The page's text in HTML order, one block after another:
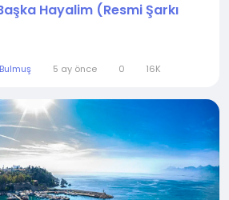
Hayalim (Resmi Şarkı
5 ay önce 0 16K